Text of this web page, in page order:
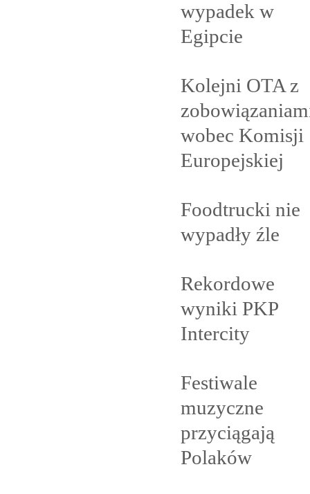
wypadek w
Egipcie
Kolejni OTA z
wobec Komisji
Europejskiej
Foodtrucki nie
wypadły źle
Rekordowe
wyniki PKP
Intercity
Festiwale
muzyczne
przyciągają
Polaków